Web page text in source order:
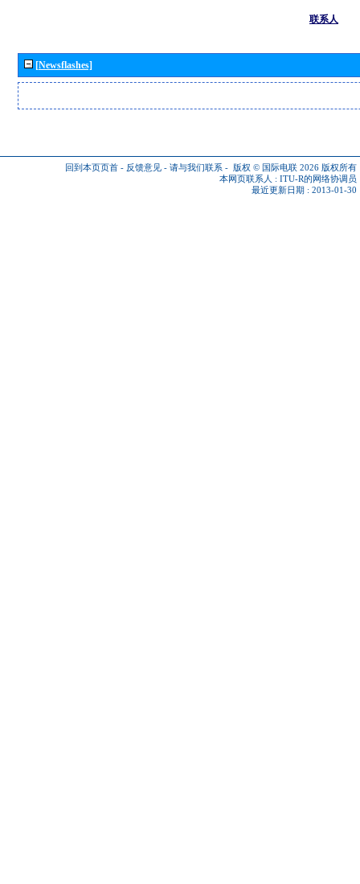
联系人
[Newsflashes]
回到本页页首 - 反馈意见 - 请与我们联系 - 版权 © 国际电联 2026 版权所有
本网页联系人 : ITU-R的网络协调员
最近更新日期 : 2013-01-30